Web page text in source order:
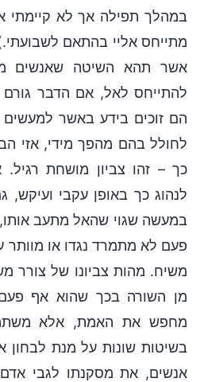
במהלך תפילה אך לא קיימתי
מתייחס אליי בהתאם
אשר תהא השיטה שאנשים
להתייחס לאל, אם הדבר גורם
הם זוכים בידע באשר למעשים
לחולל בהם מהפך מידי, אזי
כך – זהו צביון מושחת
לנהוג כך באופן עקבי ועיקש,
במעשה שגוי שהאל מתעב
פעם לא מתמרד נגדו או מוותר
משיח. מהות צביונו של צורר
מן השורה בכך שהוא אף
מחפש את האמת, אלא
בשיטות שונות על מנת לבחון
אנשים, את מסקנתו לגבי